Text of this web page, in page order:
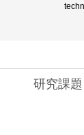
研究課題